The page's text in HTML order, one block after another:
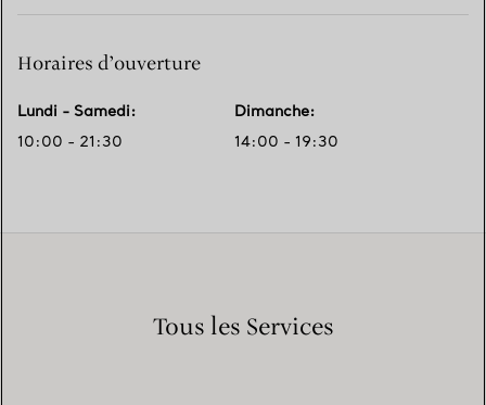
Horaires d’ouverture
Lundi - Samedi:
10:00 - 21:30
Dimanche:
14:00 - 19:30
Tous les Services